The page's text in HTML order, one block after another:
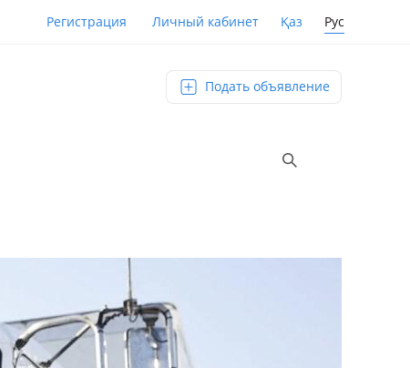
Регистрация Личный кабинет Қаз Рус
Подать объявление